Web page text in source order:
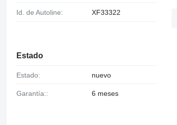
Id. de Autoline: XF33322
Estado
Estado: nuevo
Garantía:: 6 meses